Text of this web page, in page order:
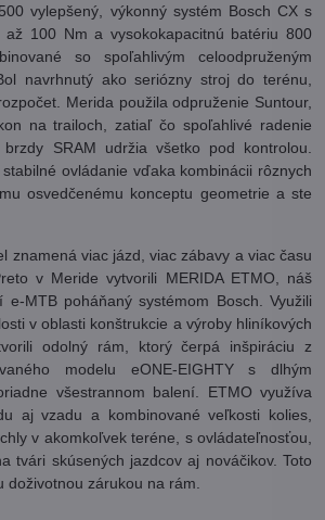
vylepšený, výkonný systém Bosch CX s
až 100 Nm a vysokokapacitnú batériu 800
so spoľahlivým celoodpruženým
navrhnutý ako seriózny stroj do terénu,
Merida použila odpruženie Suntour,
na trailoch, zatiaľ čo spoľahlivé radenie
SRAM udržia všetko pod kontrolou.
ovládanie vďaka kombinácii rôznych
osvedčenému konceptu geometrie a ste
znamená viac jázd, viac zábavy a viac času
v Meride vytvorili MERIDA ETMO, náš
e-MTB poháňaný systémom Bosch. Využili
v oblasti konštrukcie a výroby hliníkových
odolný rám, ktorý čerpá inšpiráciu z
modelu eONE-EIGHTY s dlhým
všestrannom balení. ETMO využíva
aj vzadu a kombinované veľkosti kolies,
v akomkoľvek teréne, s ovládateľnosťou,
tvári skúsených jazdcov aj nováčikov. Toto
doživotnou zárukou na rám.